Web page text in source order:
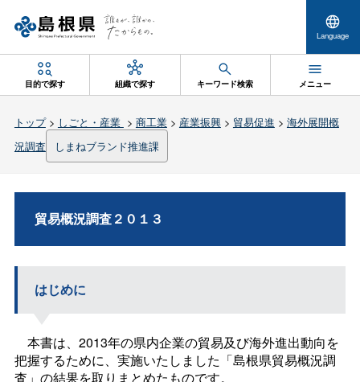
Language
目的で探す 組織で探す キーワード検索 メニュー
トップ> しごと・産業 > 商工業> 産業振興> 貿易促進 > 海外展開概
況調査
しまねブランド推進課
貿易概況調査２０１３
はじめに
本書は、2013年の県内企業の貿易及び海外進出動向を
把握するために、実施いたしました「島根県貿易概況調
査」の結果を取りまとめたものです。